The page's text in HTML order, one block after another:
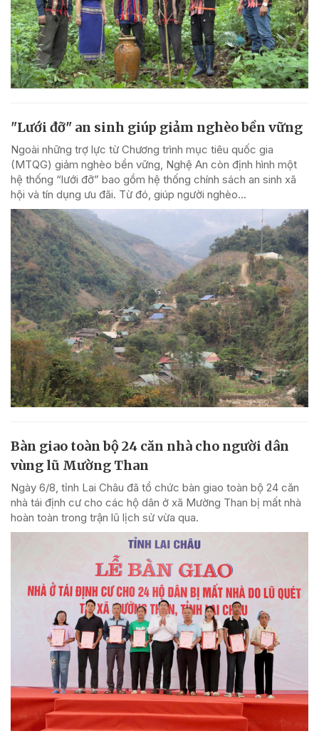
"Lưới đỡ" an sinh giúp giảm nghèo bền vững
Ngoài những trợ lực từ Chương trình mục tiêu quốc gia
(MTQG) giảm nghèo bền vững, Nghệ An còn định hình một
hệ thống “lưới đỡ” bao gồm hệ thống chính sách an sinh xã
hội và tín dụng ưu đãi. Từ đó, giúp người nghèo...
Bàn giao toàn bộ 24 căn nhà cho người dân
vùng lũ Mường Than
Ngày 6/8, tỉnh Lai Châu đã tổ chức bàn giao toàn bộ 24 căn
nhà tái định cư cho các hộ dân ở xã Mường Than bị mất nhà
hoàn toàn trong trận lũ lịch sử vừa qua.